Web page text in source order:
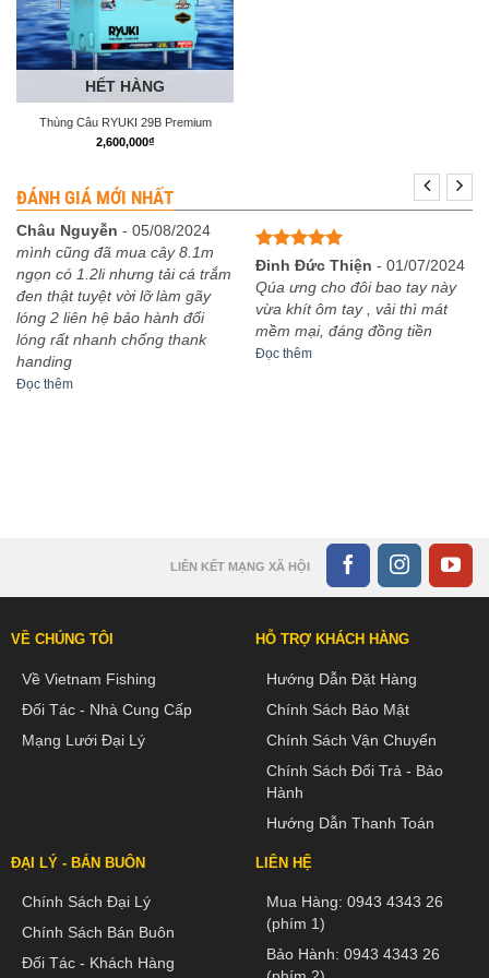
HẾT HÀNG
Thùng Câu RYUKI 29B Premium
2,600,000₫
ĐÁNH GIÁ MỚI NHẤT
Châu Nguyễn - 05/08/2024
mình cũng đã mua cây 8.1m
ngọn có 1.2li nhưng tải cá trắm
đen thật tuyệt vời lỡ làm gãy
lóng 2 liên hệ bảo hành đổi
lóng rất nhanh chống thank
handing
Đọc thêm
Được xếp
hạng
sao
Đinh Đức Thiện - 01/07/2024
Qúa ưng cho đôi bao tay này
vừa khít ôm tay , vải thì mát
mềm mại, đáng đồng tiền
Đọc thêm
LIÊN KẾT MẠNG XÃ HỘI
VỀ CHÚNG TÔI
Về Vietnam Fishing
Đối Tác - Nhà Cung Cấp
Mạng Lưới Đại Lý
HỖ TRỢ KHÁCH HÀNG
Hướng Dẫn Đặt Hàng
Chính Sách Bảo Mật
Chính Sách Vận Chuyển
Chính Sách Đổi Trả - Bảo
Hành
Hướng Dẫn Thanh Toán
ĐẠI LÝ - BÁN BUÔN
Chính Sách Đại Lý
Chính Sách Bán Buôn
Đối Tác - Khách Hàng
LIÊN HỆ
Mua Hàng: 0943 4343 26
(phím 1)
Bảo Hành: 0943 4343 26